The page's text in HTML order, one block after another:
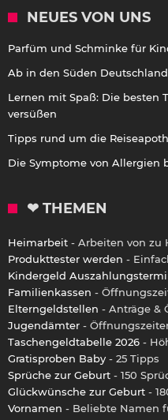
NEUES VON UNS
Parfüm und Schminke für
Ab in den Süden
Lernen mit Spaß: Die besten
versüßen
Tipps rund um die
Die Symptome von Allergien
❤ THEMEN
Heimarbeit - Arbeiten von zu
Produkttester werden -
Kindergeld
Familienkassen -
Elterngeldstellen - Anträge &
Jugendämter -
Taschengeldtabelle 2026 -
Gratisproben Baby - 25 Tipps
Sprüche zur Geburt - 150
Glückwünsche zur Geburt -
Vornamen - Beliebte Namen